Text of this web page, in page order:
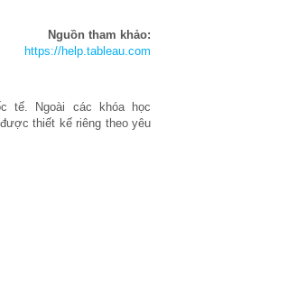
Nguồn tham khảo:
https://help.tableau.com
tế. Ngoài các khóa học
thiết kế riêng theo yêu